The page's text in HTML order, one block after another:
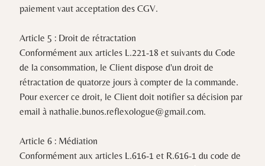
paiement vaut acceptation des CGV.
Article 5 : Droit de rétractation
Conformément aux articles L.221-18 et suivants du Code
de la consommation, le Client dispose d'un droit de
rétractation de quatorze jours à compter de la commande.
Pour exercer ce droit, le Client doit notifier sa décision par
email ànathalie.bunos.reflexologue@gmail.com.
Article 6 : Médiation
Conformément aux articles L.616-1 et R.616-1 du code de